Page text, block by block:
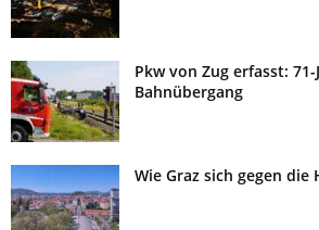
Pkw von Zug erfasst:
Bahnübergang
Wie Graz sich gegen